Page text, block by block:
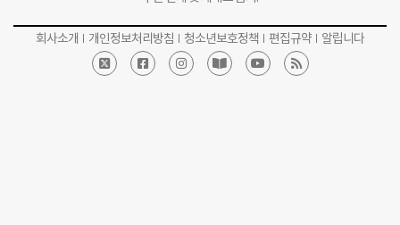
회사소개 개인정보처리방침 청소년보호정책 편집규약 알립니다